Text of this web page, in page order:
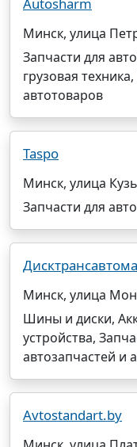
Минск, улица
Запчасти для
грузовая
автотоваров
Taspo
Минск, улица
Запчасти для
Минск, улица
Шины и диски,
устройства,
автозапчастей и
Avtostandart.by